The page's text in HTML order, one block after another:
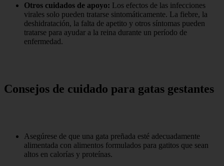
Otros cuidados de apoyo: Los efectos de las infecciones
virales solo pueden tratarse sintomáticamente. La fiebre, la
deshidratación, la falta de apetito y otros síntomas pueden
tratarse para ayudar a la reina durante un período de
enfermedad.
Consejos de cuidado para gatas gestantes
Asegúrese de que una gata preñada esté adecuadamente
alimentada con alimentos formulados para gatitos que sean
altos en calorías y proteínas.